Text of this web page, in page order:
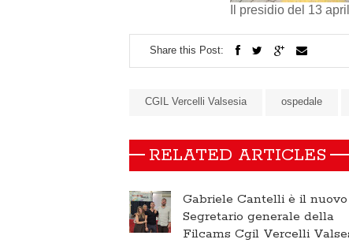
Il presidio del 13
Share this Post:
CGIL Vercelli Valsesia ospedale
RELATED ARTICLES
Gabriele Cantelli è il nuovo
Segretario generale della
Filcams Cgil Vercelli